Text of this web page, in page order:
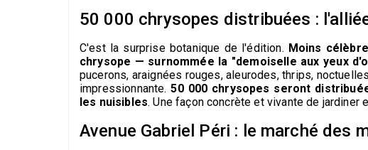
50 000 chrysopes distribuées :
C'est la surprise botanique de l'édition. Moins
chrysope — surnommée la "demoiselle aux yeux
pucerons, araignées rouges, aleurodes, thrips,
impressionnante.50 000 chrysopes seront
les nuisibles. Une façon concrète et vivante de jardiner
Avenue Gabriel Péri : le marché des